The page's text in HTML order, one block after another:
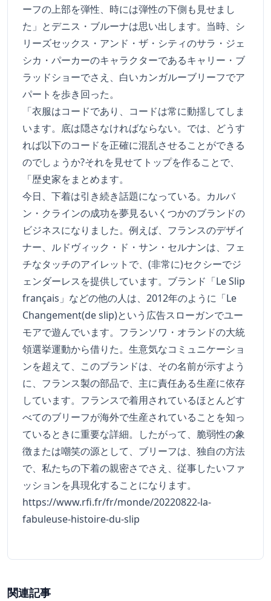
ーフの上部を弾性、時には弾性の下側も見せまし
た」とデニス・ブルーナは思い出します。当時、シ
リーズセックス・アンド・ザ・シティのサラ・ジェ
シカ・パーカーのキャラクターであるキャリー・ブ
ラッドショーでさえ、白いカンガルーブリーフでア
パートを歩き回った。
「衣服はコードであり、コードは常に動揺してしま
います。底は隠さなければならない。では、どうす
れば以下のコードを正確に混乱させることができる
のでしょうか?それを見せてトップを作ることで、
「歴史家をまとめます。
今日、下着は引き続き話題になっている。カルバ
ン・クラインの成功を夢見るいくつかのブランドの
ビジネスになりました。例えば、フランスのデザイ
ナー、ルドヴィック・ド・サン・セルナンは、フェ
チなタッチのアイレットで、(非常に)セクシーでジ
ェンダーレスを提供しています。ブランド「Le Slip
français」などの他の人は、2012年のように「Le
Changement(de slip)という広告スローガンでユー
モアで遊んでいます。フランソワ・オランドの大統
領選挙運動から借りた。生意気なコミュニケーショ
ンを超えて、このブランドは、その名前が示すよう
に、フランス製の部品で、主に責任ある生産に依存
しています。フランスで着用されているほとんどす
べてのブリーフが海外で生産されていることを知っ
ているときに重要な詳細。したがって、脆弱性の象
徴または嘲笑の源として、ブリーフは、独自の方法
で、私たちの下着の親密さでさえ、従事したいファ
ッションを具現化することになります。
https://www.rfi.fr/fr/monde/20220822-la-
fabuleuse-histoire-du-slip
関連記事